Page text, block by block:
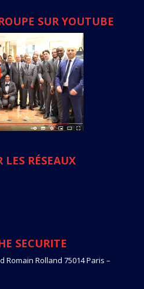
SUR YOUTUBE
LES RÉSEAUX
SECURITE
Romain Rolland 75014 Paris –